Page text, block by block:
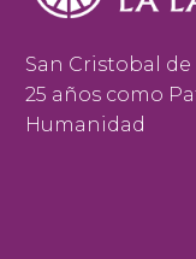
San Cristobal
25 años como
Humanidad